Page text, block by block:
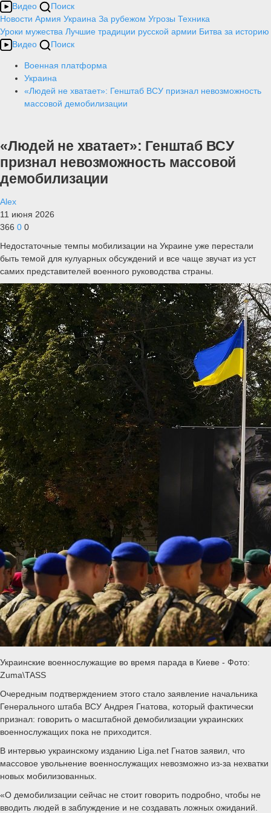
Видео
Поиск
Новости Армия Украина За рубежом Угрозы Техника
Уроки мужества Лучшие традиции русской армии Битва за историю
Видео
Поиск
Военная платформа
Украина
«Людей не хватает»: Генштаб ВСУ признал невозможность
массовой демобилизации
«Людей не хватает»: Генштаб ВСУ
признал невозможность массовой
демобилизации
Alex
11 июня 2026
366 0 0
Недостаточные темпы мобилизации на Украине уже перестали
быть темой для кулуарных обсуждений и все чаще звучат из уст
самих представителей военного руководства страны.
Украинские военнослужащие во время парада в Киеве - Фото:
Zuma\TASS
Очередным подтверждением этого стало заявление начальника
Генерального штаба ВСУ Андрея Гнатова, который фактически
признал: говорить о масштабной демобилизации украинских
военнослужащих пока не приходится.
В интервью украинскому изданию Liga.net Гнатов заявил, что
массовое увольнение военнослужащих невозможно из-за нехватки
новых мобилизованных.
«О демобилизации сейчас не стоит говорить подробно, чтобы не
вводить людей в заблуждение и не создавать ложных ожиданий.